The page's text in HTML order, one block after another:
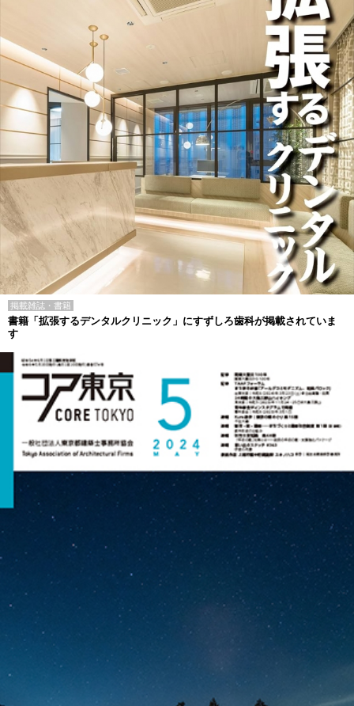
掲載雑誌・書籍
書籍「拡張するデンタルクリニック」にすずしろ歯科が掲載されていま
す